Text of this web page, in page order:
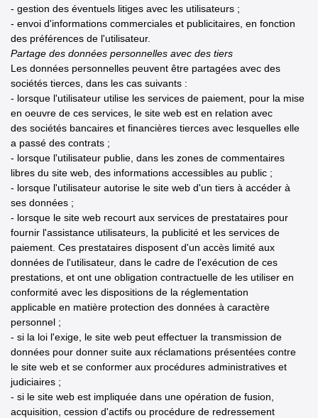
- gestion des éventuels litiges avec les utilisateurs ;
- envoi d'informations commerciales et publicitaires, en fonction
des préférences de l'utilisateur.
Partage des données personnelles avec des tiers
Les données personnelles peuvent être partagées avec des
sociétés tierces, dans les cas suivants :
- lorsque l'utilisateur utilise les services de paiement, pour la mise
en oeuvre de ces services, le site web est en relation avec
des sociétés bancaires et financières tierces avec lesquelles elle
a passé des contrats ;
- lorsque l'utilisateur publie, dans les zones de commentaires
libres du site web, des informations accessibles au public ;
- lorsque l'utilisateur autorise le site web d'un tiers à accéder à
ses données ;
- lorsque le site web recourt aux services de prestataires pour
fournir l'assistance utilisateurs, la publicité et les services de
paiement. Ces prestataires disposent d'un accès limité aux
données de l'utilisateur, dans le cadre de l'exécution de ces
prestations, et ont une obligation contractuelle de les utiliser en
conformité avec les dispositions de la réglementation
applicable en matière protection des données à caractère
personnel ;
- si la loi l'exige, le site web peut effectuer la transmission de
données pour donner suite aux réclamations présentées contre
le site web et se conformer aux procédures administratives et
judiciaires ;
- si le site web est impliquée dans une opération de fusion,
acquisition, cession d'actifs ou procédure de redressement